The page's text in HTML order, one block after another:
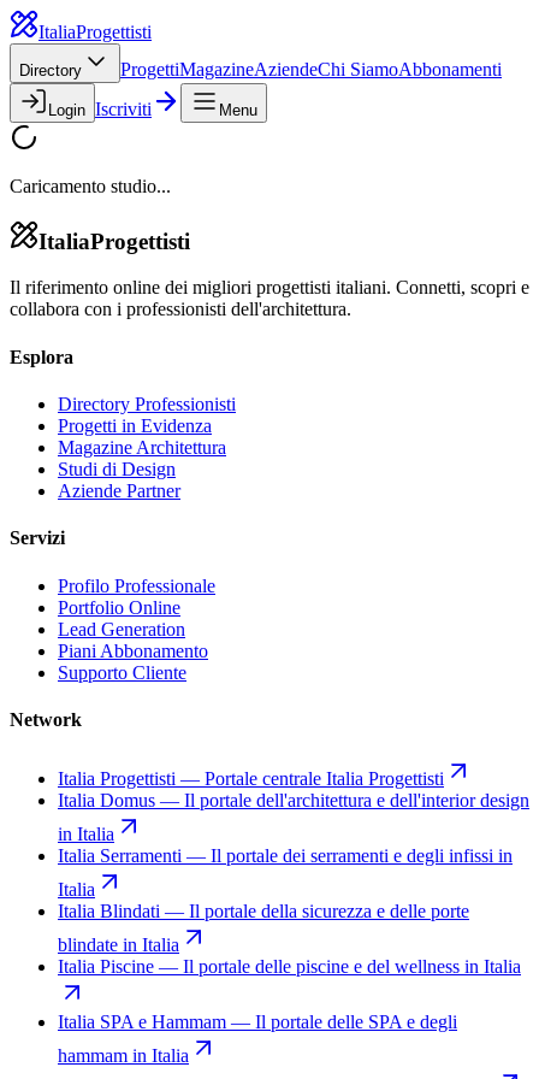
ItaliaProgettisti
Directory ProgettiMagazineAziendeChi SiamoAbbonamenti
Login Iscriviti Menu
Caricamento studio...
ItaliaProgettisti
Il riferimento online dei migliori progettisti italiani. Connetti, scopri e
collabora con i professionisti dell'architettura.
Esplora
Directory Professionisti
Progetti in Evidenza
Magazine Architettura
Studi di Design
Aziende Partner
Servizi
Profilo Professionale
Portfolio Online
Lead Generation
Piani Abbonamento
Supporto Cliente
Network
Italia Progettisti — Portale centrale Italia Progettisti
Italia Domus — Il portale dell'architettura e dell'interior design
in Italia
Italia Serramenti — Il portale dei serramenti e degli infissi in
Italia
Italia Blindati — Il portale della sicurezza e delle porte
blindate in Italia
Italia Piscine — Il portale delle piscine e del wellness in Italia
Italia SPA e Hammam — Il portale delle SPA e degli
hammam in Italia